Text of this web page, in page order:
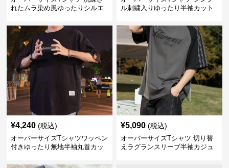
れたムラ染め風ゆったりシルエ
ル刺繍入りゆったり半袖カット
¥4,240 (税込)
オーバーサイズTシャツワッペン
付きゆったり無地半袖丸首カッ
¥5,090 (税込)
オーバーサイズTシャツ 切り替
えラグランスリーブ半袖カジュ